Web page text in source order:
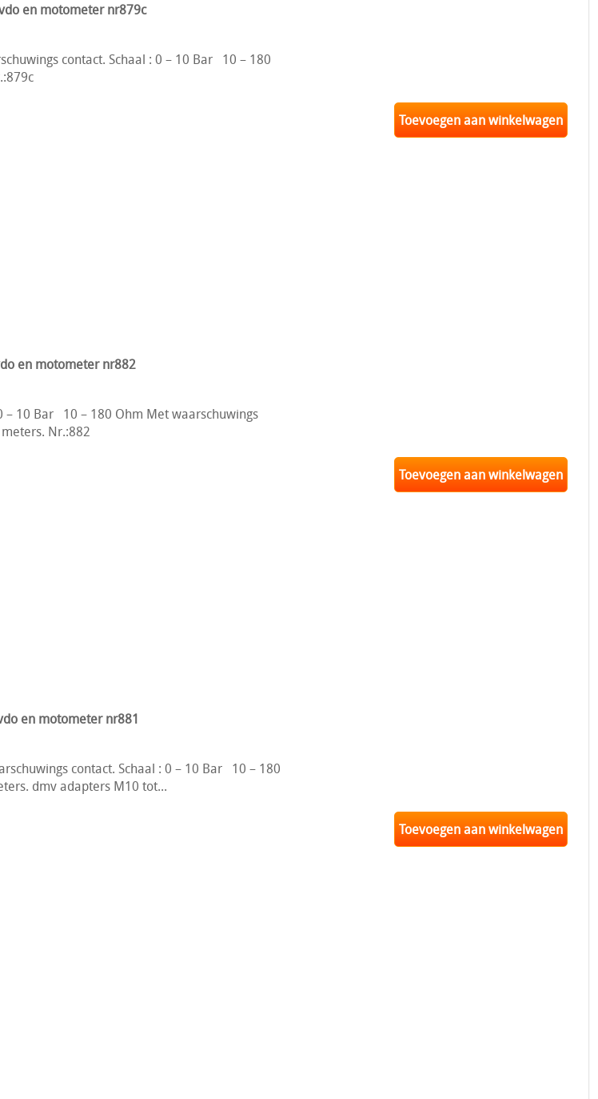
en motometer nr879c
contact. Schaal : 0 – 10 Bar 10 – 180
Toevoegen aan winkelwagen
en motometer nr882
– 10 Bar 10 – 180 Ohm Met waarschuwings
Nr.:882
Toevoegen aan winkelwagen
en motometer nr881
contact. Schaal : 0 – 10 Bar 10 – 180
dmv adapters M10 tot...
Toevoegen aan winkelwagen